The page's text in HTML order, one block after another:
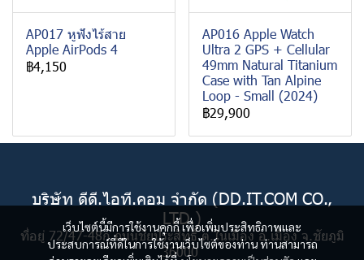
AP017 หูฟังไร้สาย
Apple AirPods 4
฿4,150
AP016 Apple Watch
Ultra 2 GPS + Cellular
49mm Natural Titanium
Case with Tan Alpine
Loop - Small (2024)
฿29,900
เว็บไซต์นี้มีการใช้งานคุกกี้ เพื่อเพิ่มประสิทธิภาพและ
ประสบการณ์ที่ดีในการใช้งานเว็บไซต์ของท่าน ท่านสามารถ
บริษัท ดีดี.ไอที.คอม จำกัด (DD.IT.COM CO.,
LTD.)
ที่อยู่ 72/47-48ก ถนนชัยประสิทธิ์ ต.ในเมือง อ.เมือง จ.ชัยภูมิ
36000